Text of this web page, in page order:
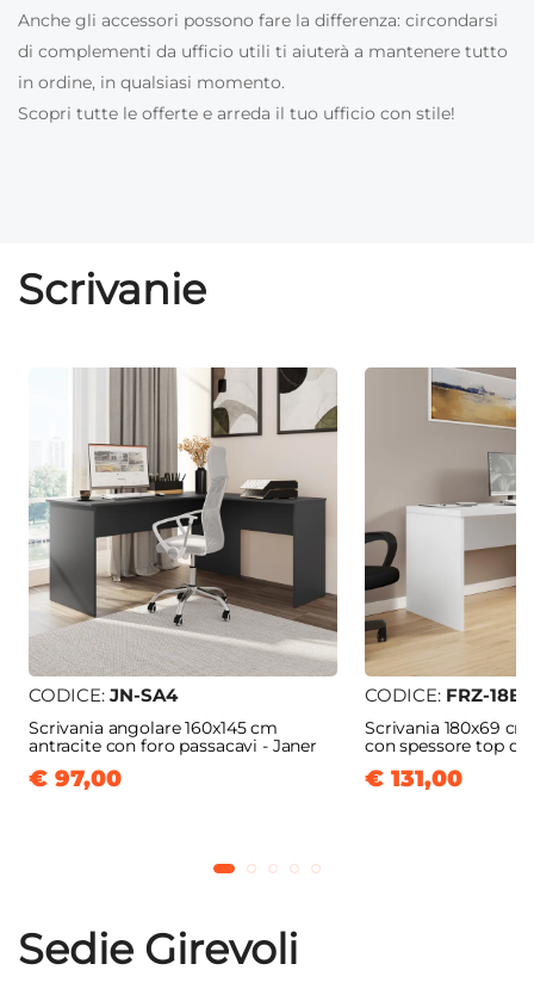
Anche gli accessori possono fare la differenza: circondarsi
di complementi da ufficio utili ti aiuterà a mantenere tutto
in ordine, in qualsiasi momento.
Scopri tutte le offerte e arreda il tuo ufficio con stile!
Scrivanie
CODICE: JN-SA4
Scrivania angolare 160x145 cm
antracite con foro passacavi - Janer
€ 97,00
CODICE: FRZ-18B
Scrivania 180x69
con spessore top
€ 131,00
Sedie Girevoli